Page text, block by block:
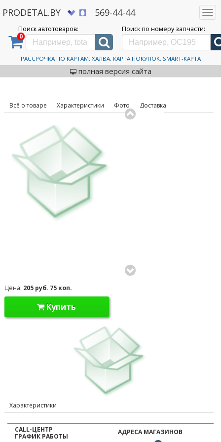
PRODETAL.BY 569-44-44
Поиск автотоваров:
0
Поиск по номеру запчасти:
РАССРОЧКА ПО КАРТАМ: ХАЛВА, КАРТА ПОКУПОК, SMART-КАРТА
полная версия сайта
Дискаунтер автозапчастей PRODETAL.BY > Каталог автотоваров > Щетки
стеклоочистителей
Renault 288903710R
Щетки стеклоочистителя
Renault 288903710R
код товара: 584873
Всё о товаре Характеристики Фото Доставка
Цена: 205 руб. 75 коп.
Купить
Характеристики
CALL-ЦЕНТР
ГРАФИК РАБОТЫ
АДРЕСА МАГАЗИНОВ